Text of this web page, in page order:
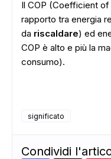
Il COP (Coefficient
rapporto tra energia
da riscaldare) ed
COP è alto e più la
consumo).
significato
Condividi